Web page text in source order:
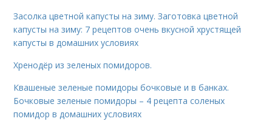
Засолка цветной капусты на зиму. Заготовка цветной
капусты на зиму: 7 рецептов очень вкусной хрустящей
капусты в домашних условиях
Хренодёр из зеленых помидоров.
Квашеные зеленые помидоры бочковые и в банках.
Бочковые зеленые помидоры – 4 рецепта соленых
помидор в домашних условиях